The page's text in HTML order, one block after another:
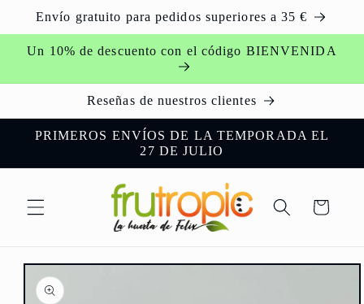
directamente
al contenido
Envío gratuito para pedidos superiores a 35 €
Un 10% de descuento con el código BIENVENIDA
Reseñas de nuestros clientes
PRIMEROS ENVÍOS DE LA TEMPORADA EL
27 DE JULIO
Carrito
directamente
información